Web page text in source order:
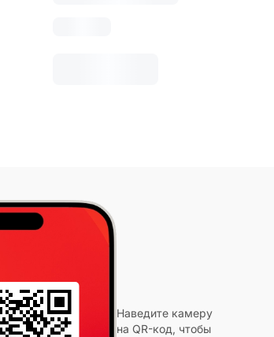
Наведите камеру
на QR-код, чтобы